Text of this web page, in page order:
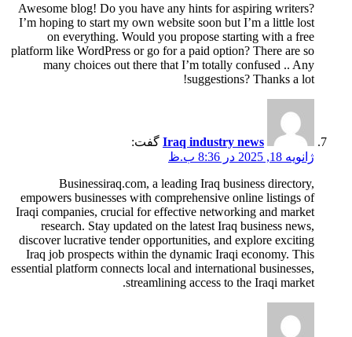
Awesome blog! Do you have any hints for aspiring writers?
I’m hoping to start my own website soon but I’m a little lost
on everything. Would you propose starting with a free
platform like WordPress or go for a paid option? There are so
many choices out there that I’m totally confused .. Any
suggestions? Thanks a lot!
Iraq industry news گفت:
ژانویه 18, 2025 در 8:36 ب.ظ
Businessiraq.com, a leading Iraq business directory,
empowers businesses with comprehensive online listings of
Iraqi companies, crucial for effective networking and market
research. Stay updated on the latest Iraq business news,
discover lucrative tender opportunities, and explore exciting
Iraq job prospects within the dynamic Iraqi economy. This
essential platform connects local and international businesses,
streamlining access to the Iraqi market.